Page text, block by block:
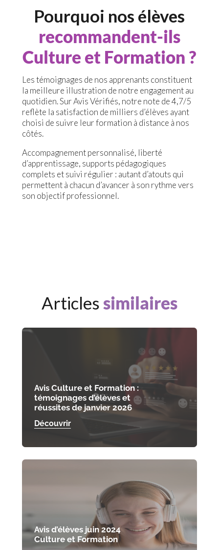
Pourquoi nos élèves
recommandent-ils
Culture et Formation ?
Les témoignages de nos apprenants constituent
la meilleure illustration de notre engagement au
quotidien. Sur Avis Vérifiés, notre note de 4,7/5
reflète la satisfaction de milliers d’élèves ayant
choisi de suivre leur formation à distance à nos
côtés.
Accompagnement personnalisé, liberté
d’apprentissage, supports pédagogiques
complets et suivi régulier : autant d’atouts qui
permettent à chacun d’avancer à son rythme vers
son objectif professionnel.
Articlessimilaires
Avis Culture et Formation :
témoignages d’élèves et
réussites de janvier 2026
Découvrir
Avis d’élèves juin 2024
Culture et Formation